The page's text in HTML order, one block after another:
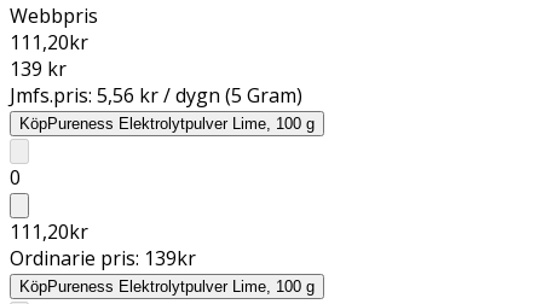
Webbpris
111,20kr
139 kr
Jmfs.pris: 5,56 kr / dygn (5 Gram)
KöpPureness Elektrolytpulver Lime, 100 g
0
111,20kr
Ordinarie pris: 139kr
KöpPureness Elektrolytpulver Lime, 100 g